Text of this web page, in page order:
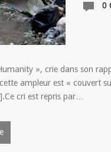
0
», crie dans son
ampleur est « couvert
cri est repris par…